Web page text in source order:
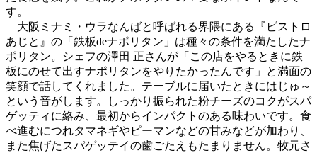
す。
大阪ミナミ・ウラなんばと呼ばれる界隈にある『ビストロ
あじと』の「鉄板deナポリタン」は種々の条件を満たしたナ
ポリタン。シェフの澤田 正さんが「この店をやるときに鉄
板にのせて出すナポリタンをやりたかったんです」と満面の
笑顔で話してくれました。テーブルに届いたときにはじゅ～
という音がします。しっかり振られた粉チーズのコクがスパ
ゲッティに絡み、最初からインパクトのある味わいです。食
べ進むにつれタマネギやピーマンなどの甘みなどが加わり、
また焦げたスパゲッテイの歯ごたえもたまりません。牧元さ